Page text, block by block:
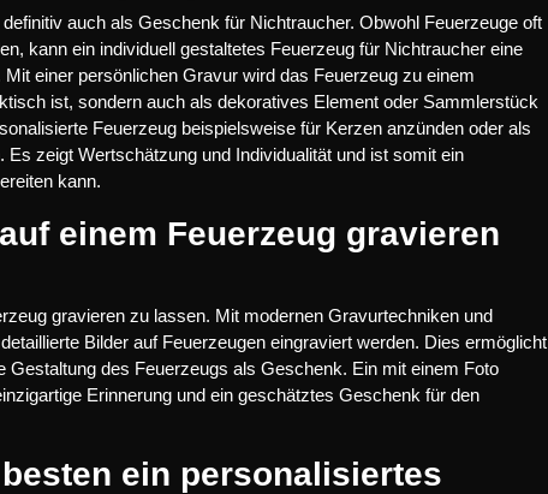
auch als Geschenk für Nichtraucher. Obwohl Feuerzeuge oft
kann ein individuell gestaltetes Feuerzeug für Nichtraucher eine
einer persönlichen Gravur wird das Feuerzeug zu einem
ist, sondern auch als dekoratives Element oder Sammlerstück
Feuerzeug beispielsweise für Kerzen anzünden oder als
zeigt Wertschätzung und Individualität und ist somit ein
kann.
einem Feuerzeug gravieren
gravieren zu lassen. Mit modernen Gravurtechniken und
Bilder auf Feuerzeugen eingraviert werden. Dies ermöglicht
Gestaltung des Feuerzeugs als Geschenk. Ein mit einem Foto
Erinnerung und ein geschätztes Geschenk für den
ein personalisiertes